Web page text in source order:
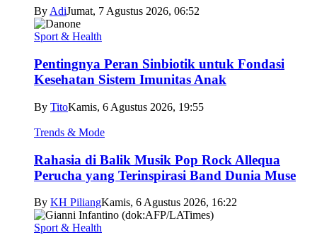
ByAdiJumat, 7 Agustus 2026, 06:52
Sport & Health
Pentingnya Peran Sinbiotik untuk Fondasi
Kesehatan Sistem Imunitas Anak
By TitoKamis, 6 Agustus 2026, 19:55
Trends & Mode
Rahasia di Balik Musik Pop Rock Allequa
Perucha yang Terinspirasi Band Dunia Muse
By KH PiliangKamis, 6 Agustus 2026, 16:22
Sport & Health